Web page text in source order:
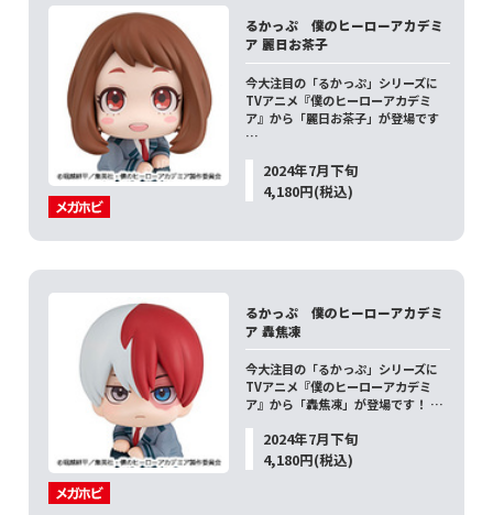
るかっぷ 僕のヒーローアカデミ
ア 麗日お茶子
今大注目の「るかっぷ」シリーズに
TVアニメ『僕のヒーローアカデミ
ア』から「麗日お茶子」が登場です
…
2024年7月下旬
4,180円(税込)
るかっぷ 僕のヒーローアカデミ
ア 轟焦凍
今大注目の「るかっぷ」シリーズに
TVアニメ『僕のヒーローアカデミ
ア』から「轟焦凍」が登場です！ …
2024年7月下旬
4,180円(税込)